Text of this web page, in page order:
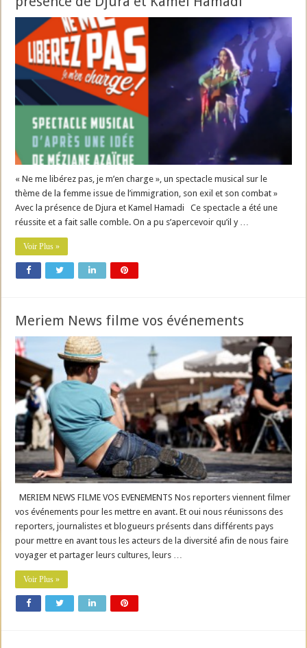
« Ne me libérez pas, je m’en charge », un spectacle musical sur le
thème de la femme issue de l’immigration, son exil et son combat »
Avec la présence de Djura et Kamel Hamadi Ce spectacle a été une
réussite et a fait salle comble. On a pu s’apercevoir qu’il y …
Voir Plus »
Meriem News filme vos événements
MERIEM NEWS FILME VOS EVENEMENTS Nos reporters viennent filmer
vos événements pour les mettre en avant. Et oui nous réunissons des
reporters, journalistes et blogueurs présents dans différents pays
pour mettre en avant tous les acteurs de la diversité afin de nous faire
voyager et partager leurs cultures, leurs …
Voir Plus »